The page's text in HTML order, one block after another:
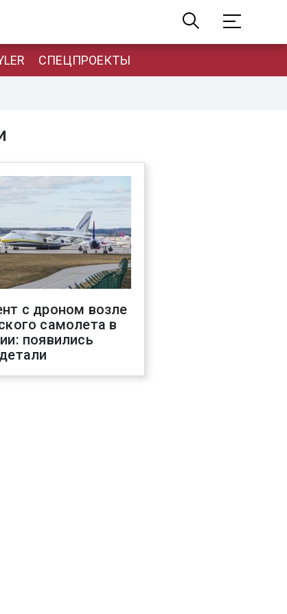
СПЕЦПРОЕКТЫ
с дроном возле
самолета в
появились